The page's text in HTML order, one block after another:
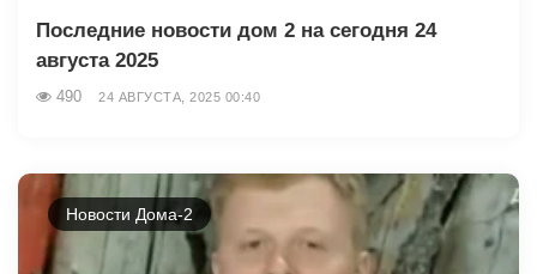
Последние новости дом 2 на сегодня 24
августа 2025
490 24 АВГУСТА, 2025 00:40
Новости Дома-2